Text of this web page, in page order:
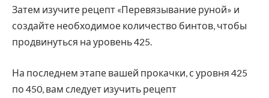
Затем изучите рецепт «Перевязывание руной» и
создайте необходимое количество бинтов, чтобы
продвинуться на уровень 425.
На последнем этапе вашей прокачки, с уровня 425
по 450, вам следует изучить рецепт